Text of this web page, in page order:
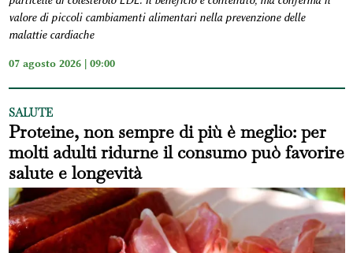
valore di piccoli cambiamenti alimentari nella prevenzione delle
malattie cardiache
07 agosto 2026 | 09:00
SALUTE
Proteine, non sempre di più è meglio: per
molti adulti ridurne il consumo può favorire
salute e longevità